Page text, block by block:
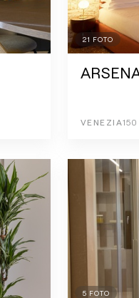
21 FOTO
VENEZIA150
5 FOTO